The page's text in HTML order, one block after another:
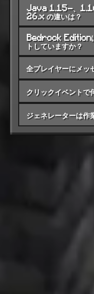
Java 1.15-、
26.x の違いは？
Bedrock Editionは
トしていますか？
全プレイヤーにメッ
クリックイベントで
ジェネレーターは作